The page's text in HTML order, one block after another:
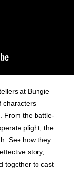
at Bungie
characters
From the battle-
plight, the
See how they
story,
together to cast